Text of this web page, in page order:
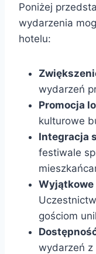
Poniżej
wydarzenia
hotelu:
wydarzeń
Promocja
kulturowe
Integracja
festiwale
gościom
wydarzeń z